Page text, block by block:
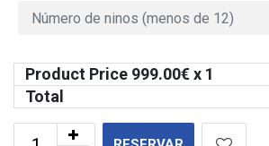
Product Price 999.00€ x 1
Total